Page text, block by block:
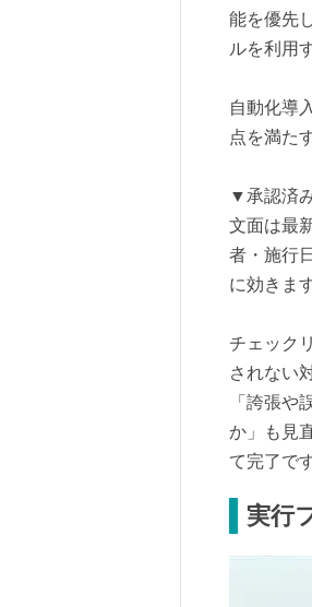
能を優先
ルを利用
自動化導
点を満た
▼承認済
文面は最
者・施行
に効きます
チェック
されない
「誇張や
か」も見
て完了です
実行